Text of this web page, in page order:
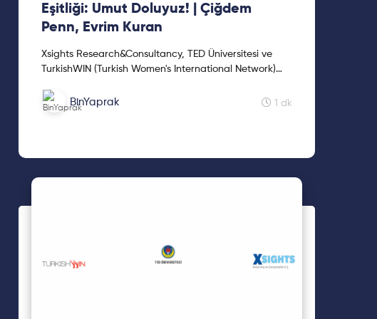
Eşitliği: Umut Doluyuz! | Çiğdem
Penn, Evrim Kuran
Xsights Research&Consultancy, TED Üniversitesi ve
TurkishWIN (Turkish Women's International Network)
ar...
BinYaprak 1 dk